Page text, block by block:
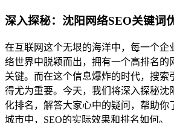
深入探秘：沈阳网络SEO关键词
在互联网这个无垠的海洋中，每一个企
络世界中脱颖而出，拥有一个高排名的
关键。而在这个信息爆炸的时代，搜索
得尤为重要。今天，我们将深入探秘沈
化排名，解答大家心中的疑问，帮助你
城市中，SEO的实际效果和排名如何。